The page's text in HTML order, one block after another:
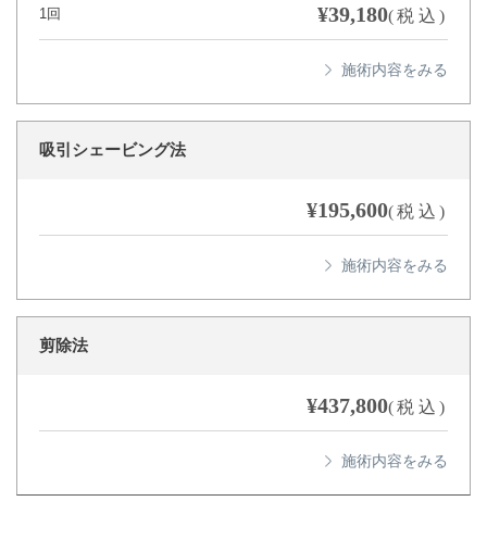
1回 ¥39,180(税込)
吸引シェービング法
¥195,600(税込)
剪除法
¥437,800(税込)